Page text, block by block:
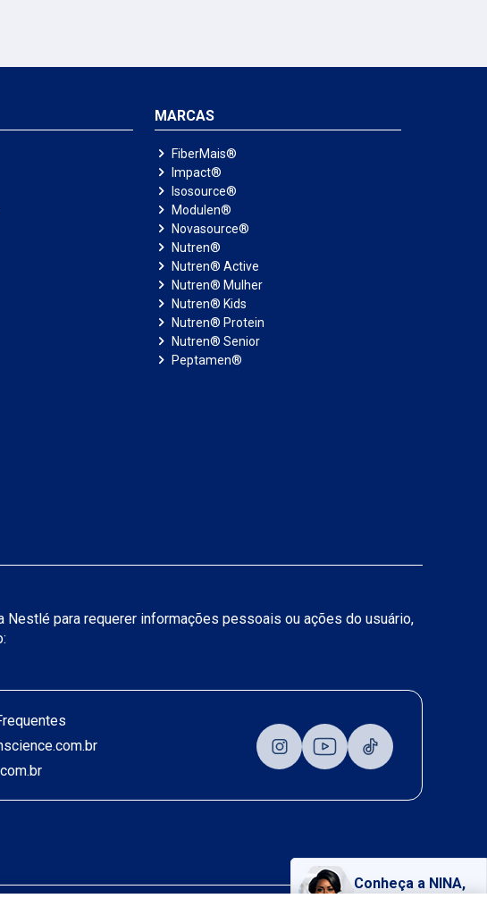
Conheça a NINA,
MARCAS
FiberMais®
Impact®
Isosource®
Modulen®
Novasource®
Nutren®
Nutren® Active
Nutren® Mulher
Nutren® Kids
Nutren® Protein
Nutren® Senior
Peptamen®
para requerer informações pessoais ou ações do usuário,